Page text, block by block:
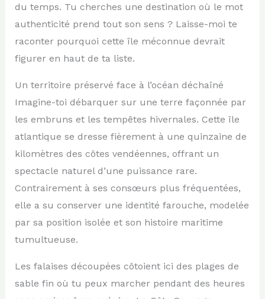
du temps. Tu cherches une destination où le mot
authenticité prend tout son sens ? Laisse-moi te
raconter pourquoi cette île méconnue devrait
figurer en haut de ta liste.
Un territoire préservé face à l’océan déchaîné
Imagine-toi débarquer sur une terre façonnée par
les embruns et les tempêtes hivernales. Cette île
atlantique se dresse fièrement à une quinzaine de
kilomètres des côtes vendéennes, offrant un
spectacle naturel d’une puissance rare.
Contrairement à ses consœurs plus fréquentées,
elle a su conserver une identité farouche, modelée
par sa position isolée et son histoire maritime
tumultueuse.
Les falaises découpées côtoient ici des plages de
sable fin où tu peux marcher pendant des heures